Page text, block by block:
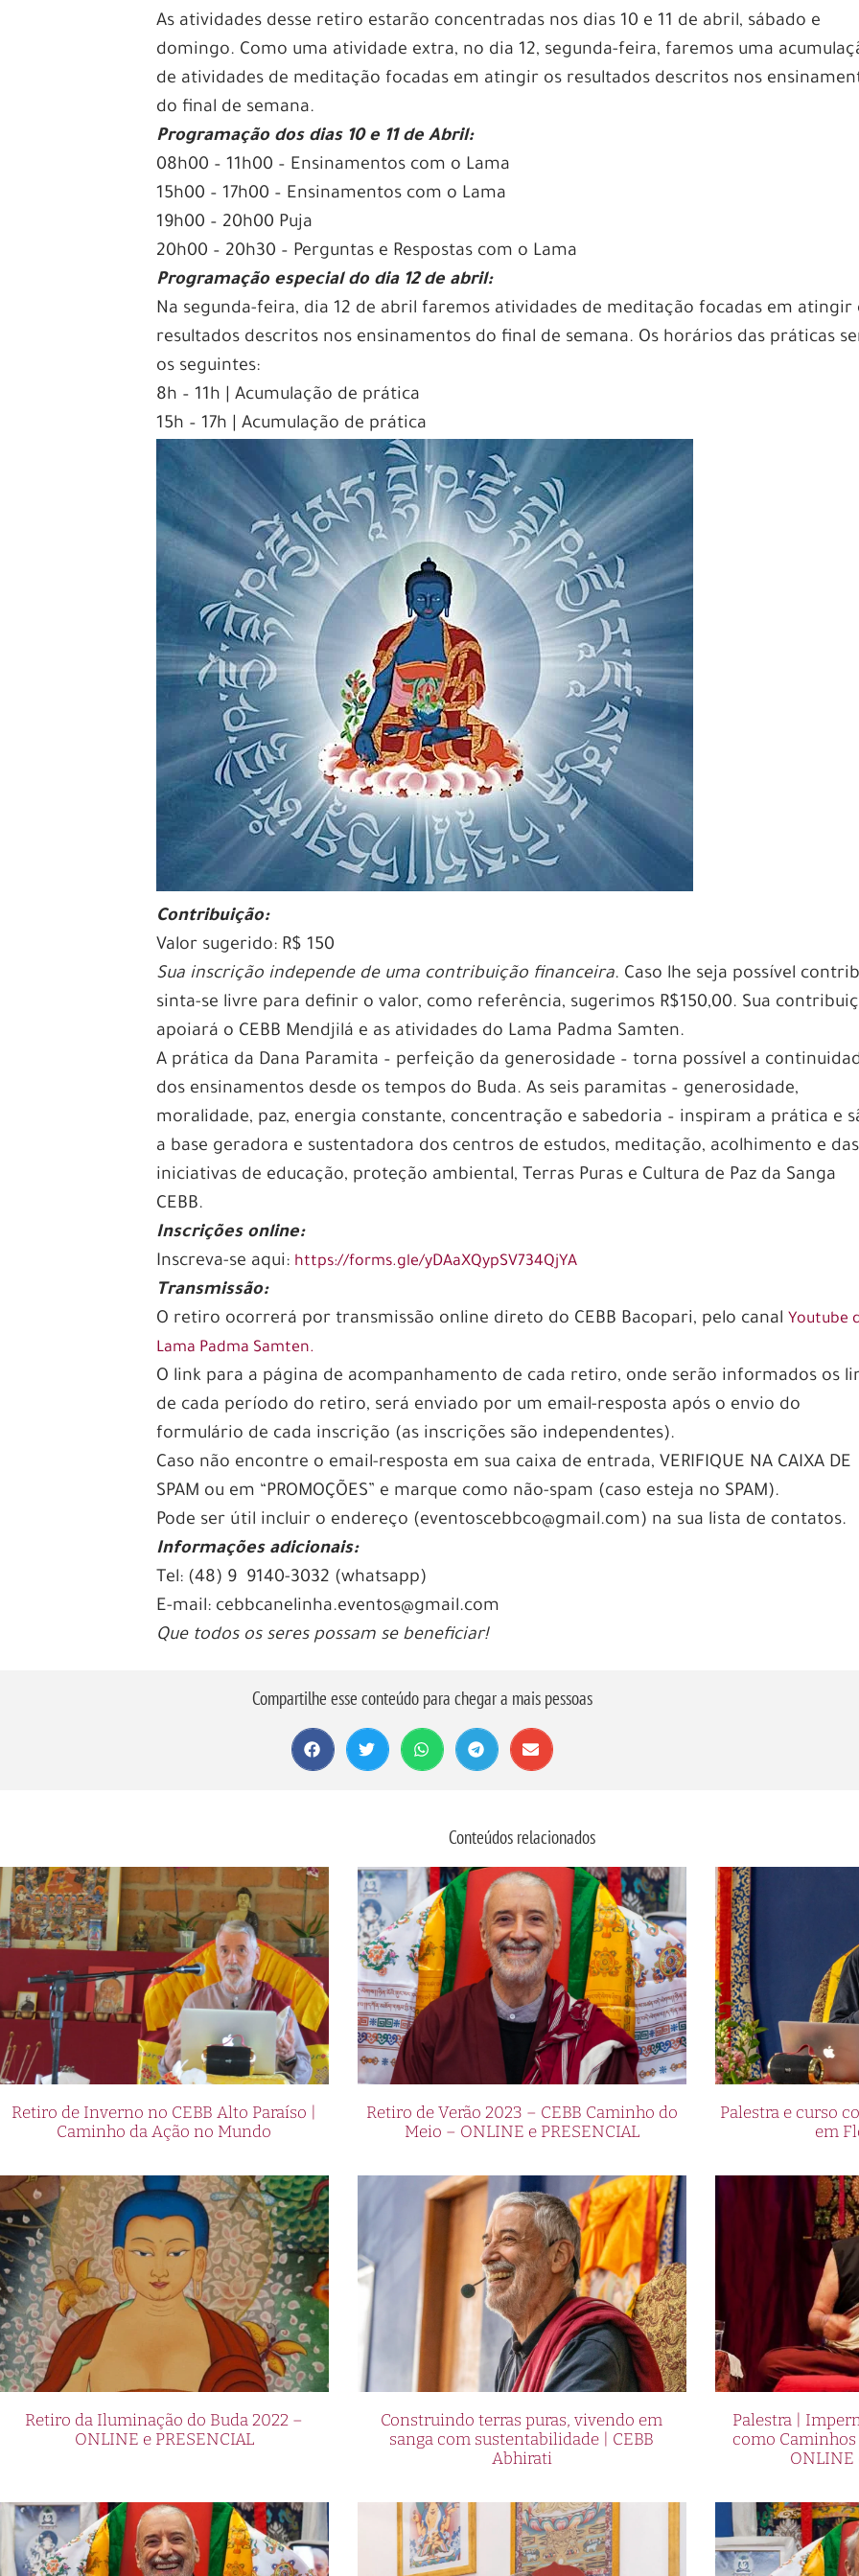
As atividades desse retiro estarão concentradas nos dias 10 e 11 de abril, sábado e
domingo. Como uma atividade extra, no dia 12, segunda-feira, faremos uma
de atividades de meditação focadas em atingir os resultados descritos nos
do final de semana.
Programação dos dias 10 e 11 de Abril:
08h00 – 11h00 – Ensinamentos com o Lama
15h00 – 17h00 – Ensinamentos com o Lama
19h00 – 20h00 Puja
20h00 – 20h30 – Perguntas e Respostas com o Lama
Programação especial do dia 12 de abril:
Na segunda-feira, dia 12 de abril faremos atividades de meditação focadas em atingir
resultados descritos nos ensinamentos do final de semana. Os horários das práticas
os seguintes:
8h – 11h | Acumulação de prática
15h – 17h | Acumulação de prática
Contribuição:
Valor sugerido: R$ 150
Sua inscrição independe de uma contribuição financeira. Caso lhe seja possível
sinta-se livre para definir o valor, como referência, sugerimos R$150,00. Sua
apoiará o CEBB Mendjilá e as atividades do Lama Padma Samten.
A prática da Dana Paramita – perfeição da generosidade – torna possível a
dos ensinamentos desde os tempos do Buda. As seis paramitas – generosidade,
moralidade, paz, energia constante, concentração e sabedoria – inspiram a prática e
a base geradora e sustentadora dos centros de estudos, meditação, acolhimento e das
iniciativas de educação, proteção ambiental, Terras Puras e Cultura de Paz da Sanga
CEBB.
Inscrições online:
Inscreva-se aqui: https://forms.gle/yDAaXQypSV734QjYA
Transmissão:
O retiro ocorrerá por transmissão online direto do CEBB Bacopari, pelo canal Youtube
Lama Padma Samten.
O link para a página de acompanhamento de cada retiro, onde serão informados os
de cada período do retiro, será enviado por um email-resposta após o envio do
formulário de cada inscrição (as inscrições são independentes).
Caso não encontre o email-resposta em sua caixa de entrada, VERIFIQUE NA CAIXA DE
SPAM ou em “PROMOÇÕES” e marque como não-spam (caso esteja no SPAM).
Pode ser útil incluir o endereço (eventoscebbco@gmail.com) na sua lista de contatos.
Informações adicionais:
Tel: (48) 9 9140-3032 (whatsapp)
E-mail: cebbcanelinha.eventos@gmail.com
Que todos os seres possam se beneficiar!
Compartilhe esse conteúdo para chegar a mais pessoas
Conteúdos relacionados
Retiro de Inverno no CEBB Alto Paraíso |
Caminho da Ação no Mundo
Retiro de Verão 2023 – CEBB Caminho do
Meio – ONLINE e PRESENCIAL
Palestra e curso
em
Retiro da Iluminação do Buda 2022 –
ONLINE e PRESENCIAL
Construindo terras puras, vivendo em
sanga com sustentabilidade | CEBB
Abhirati
Palestra |
como Caminhos
ONLINE